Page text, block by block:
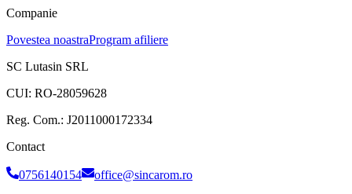
Companie
Povestea noastraProgram afiliere
SC Lutasin SRL
CUI: RO-28059628
Reg. Com.: J2011000172334
Contact
0756140154 office@sincarom.ro